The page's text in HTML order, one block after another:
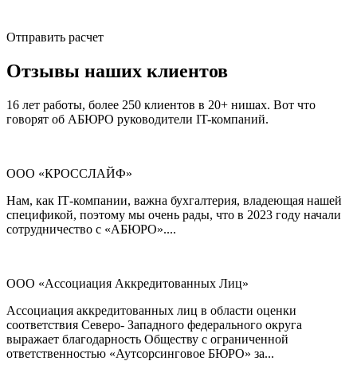
Отправить расчет
Отзывы наших клиентов
16 лет работы, более 250 клиентов в 20+ нишах. Вот что
говорят об АБЮРО руководители IT-компаний.
ООО «КРОССЛАЙФ»
Нам, как ІТ-компании, важна бухгалтерия, владеющая нашей
спецификой, поэтому мы очень рады, что в 2023 году начали
сотрудничество с «АБЮРО»....
ООО «Ассоциация Аккредитованных Лиц»
Ассоциация аккредитованных лиц в области оценки
соответствия Северо- Западного федерального округа
выражает благодарность Обществу с ограниченной
ответственностью «Аутсорсинговое БЮРО» за...